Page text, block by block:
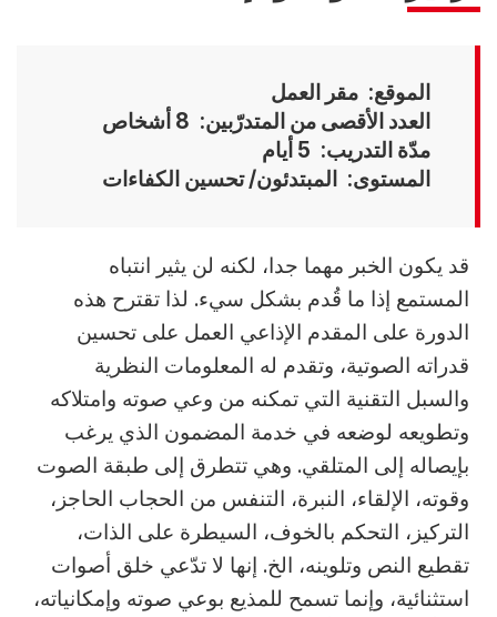
الموقع
مقر العمل
العدد الأقصى من المتدرّبين
8 أشخاص
مدّة التدريب
5 أيام
المستوى
المبتدئون/ تحسين الكفاءات
Accroche
قد يكون الخبر مهما جدا، لكنه لن يثير انتباه
المستمع إذا ما قُدم بشكل سيء. لذا تقترح هذه
الدورة على المقدم الإذاعي العمل على تحسين
قدراته الصوتية، وتقدم له المعلومات النظرية
والسبل التقنية التي تمكنه من وعي صوته وامتلاكه
وتطويعه لوضعه في خدمة المضمون الذي يرغب
بإيصاله إلى المتلقي. وهي تتطرق إلى طبقة الصوت
وقوته، الإلقاء، النبرة، التنفس من الحجاب الحاجز،
التركيز، التحكم بالخوف، السيطرة على الذات،
تقطيع النص وتلوينه، الخ. إنها لا تدّعي خلق أصوات
استثنائية، وإنما تسمح للمذيع بوعي صوته وإمكانياته،